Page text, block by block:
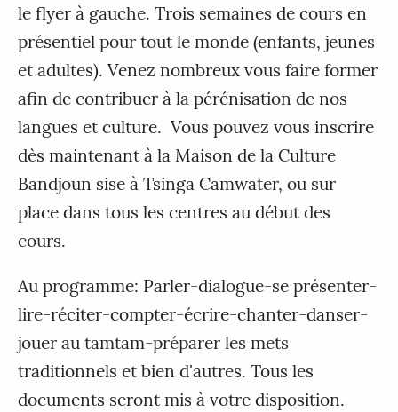
le flyer à gauche. Trois semaines de cours en
présentiel pour tout le monde (enfants, jeunes
et adultes). Venez nombreux vous faire former
afin de contribuer à la pérénisation de nos
langues et culture. Vous pouvez vous inscrire
dès maintenant à la Maison de la Culture
Bandjoun sise à Tsinga Camwater, ou sur
place dans tous les centres au début des
cours.
Au programme: Parler-dialogue-se présenter-
lire-réciter-compter-écrire-chanter-danser-
jouer au tamtam-préparer les mets
traditionnels et bien d'autres. Tous les
documents seront mis à votre disposition.